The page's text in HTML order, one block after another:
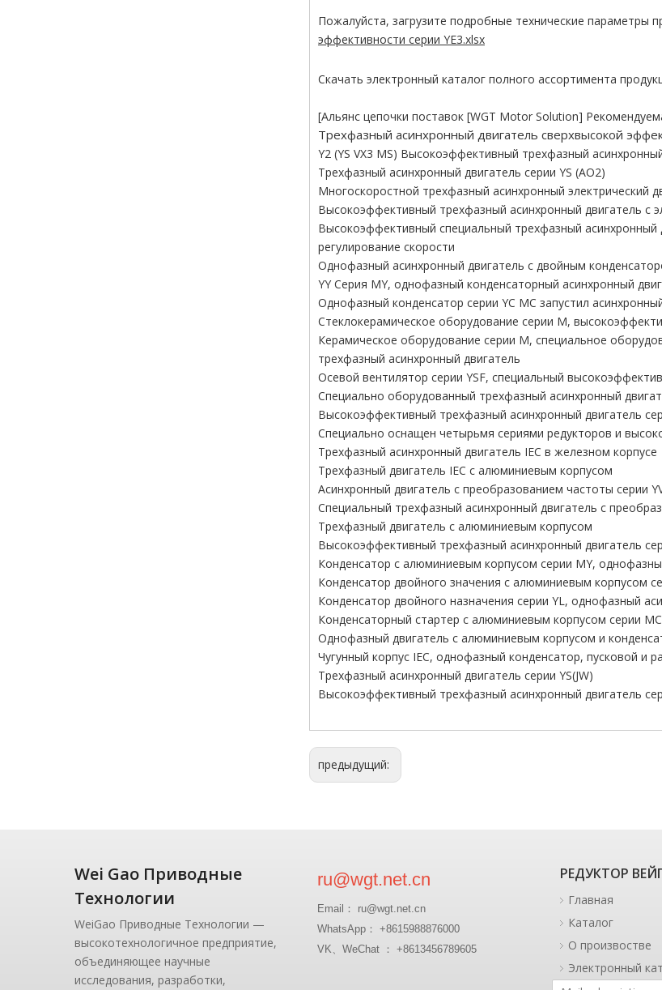
Пожалуйста, загрузите подробные технические параметры
эффективности серии YE3.xlsx
Скачать электронный каталог полного ассортимента
[Альянс цепочки поставок [WGT Motor Solution]
Трехфазный асинхронный двигатель сверхвысокой
Y2 (YS VX3 MS) Высокоэффективный трехфазный
Трехфазный асинхронный двигатель серии YS (AO2)
Многоскоростной трехфазный асинхронный электрический
Высокоэффективный трехфазный асинхронный двигатель с
Высокоэффективный специальный трехфазный асинхронный
регулирование скорости
Однофазный асинхронный двигатель с двойным
YY Серия MY, однофазный конденсаторный асинхронный
Однофазный конденсатор серии YC MC запустил
Стеклокерамическое оборудование серии M,
Керамическое оборудование серии M, специальное
трехфазный асинхронный двигатель
Осевой вентилятор серии YSF, специальный
Специально оборудованный трехфазный асинхронный
Высокоэффективный трехфазный асинхронный двигатель
Специально оснащен четырьмя сериями редукторов и
Трехфазный асинхронный двигатель IEC в железном корпусе
Трехфазный двигатель IEC с алюминиевым корпусом
Асинхронный двигатель с преобразованием частоты серии
Специальный трехфазный асинхронный двигатель с
Трехфазный двигатель с алюминиевым корпусом
Высокоэффективный трехфазный асинхронный двигатель
Конденсатор с алюминиевым корпусом серии MY,
Конденсатор двойного значения с алюминиевым корпусом
Конденсатор двойного назначения серии YL, однофазный
Конденсаторный стартер с алюминиевым корпусом серии
Однофазный двигатель с алюминиевым корпусом и
Чугунный корпус IEC, однофазный конденсатор, пусковой и
Трехфазный асинхронный двигатель серии YS(JW)
Высокоэффективный трехфазный асинхронный двигатель
предыдущий:
Wei Gao Приводные
Технологии
WeiGao Приводные Технологии —
высокотехнологичное предприятие,
объединяющее научные
исследования, разработки,
ru@wgt.net.cn
Email： ru@wgt.net.cn
WhatsApp： +8615988876000
VK、WeChat ： +8613456789605
РЕДУКТОР
Главная
Каталог
О произвостве
Электронный